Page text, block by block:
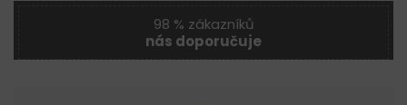
98 % zákazníků
nás doporučuje